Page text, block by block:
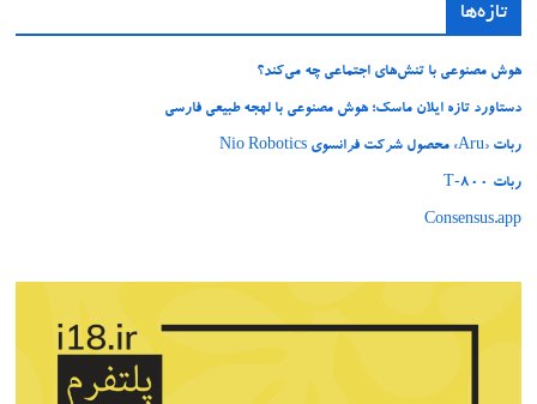
تازه‌ها
هوش مصنوعی با تنش‌های اجتماعی چه می‌کند؟
دستاورد تازه ایلان ماسک؛ هوش مصنوعی با لهجه طبیعی فارسی
ربات «Aru» محصول شرکت فرانسوی Nio Robotics
ربات T‑800
Consensus.app